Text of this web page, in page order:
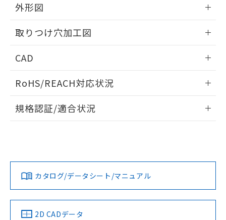
外形図
取りつけ穴加工図
CAD
ドすることができます。
ログイン/会員登録
ダウンロードデータをご利用いただく前に、以下を必ずお読
みください。
ソフトウェアの使用条件
RoHS/REACH対応状況
EU RoHS 注意事項・凡例
対応済み
中国 RoHS 注意事項・凡例
規格認証/適合状況
LR型式承認
（イギリス
船舶規格）
DNV型式承認
（ノルウェー
BV型式承認
（フランス
KR型式
（韓国
カタログ/データシート/マニュアル
2D CADデータ
また、RoHS指令のフタル酸エステル類４
物質の対応では、対応完了までの期間は出
荷製品に未対応品が混在することから備考
欄に対応日を記載しておりました。
す。